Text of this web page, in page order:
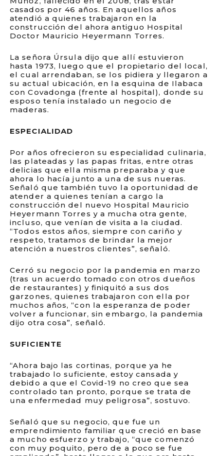
casados por 46 años. En aquellos años
atendió a quienes trabajaron en la
construcción del ahora antiguo Hospital
Doctor Mauricio Heyermann Torres.
La señora Úrsula dijo que allí estuvieron
hasta 1973, luego que el propietario del local,
el cual arrendaban, se los pidiera y llegaron a
su actual ubicación, en la esquina de Ilabaca
con Covadonga (frente al hospital), donde su
esposo tenía instalado un negocio de
maderas.
ESPECIALIDAD
Por años ofrecieron su especialidad culinaria,
las plateadas y las papas fritas, entre otras
delicias que ella misma preparaba y que
ahora lo hacía junto a una de sus nueras.
Señaló que también tuvo la oportunidad de
atender a quienes tenían a cargo la
construcción del nuevo Hospital Mauricio
Heyermann Torres y a mucha otra gente,
incluso, que venían de visita a la ciudad.
“Todos estos años, siempre con cariño y
respeto, tratamos de brindar la mejor
atención a nuestros clientes”, señaló.
Cerró su negocio por la pandemia en marzo
(tras un acuerdo tomado con otros dueños
de restaurantes) y finiquitó a sus dos
garzones, quienes trabajaron con ella por
muchos años, “con la esperanza de poder
volver a funcionar, sin embargo, la pandemia
dijo otra cosa”, señaló.
SUFICIENTE
“Ahora bajo las cortinas, porque ya he
trabajado lo suficiente, estoy cansada y
debido a que el Covid-19 no creo que sea
controlado tan pronto, porque se trata de
una enfermedad muy peligrosa”, sostuvo.
Señaló que su negocio, que fue un
emprendimiento familiar que creció en base
a mucho esfuerzo y trabajo, “que comenzó
con muy poquito, pero de a poco se fue